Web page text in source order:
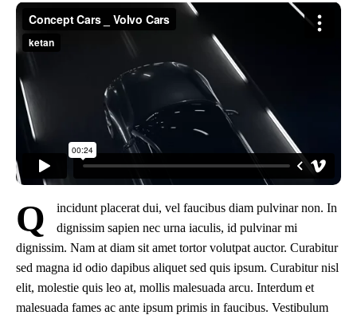
Q
incidunt placerat dui, vel faucibus diam pulvinar non. In
dignissim sapien nec urna iaculis, id pulvinar mi
dignissim. Nam at diam sit amet tortor volutpat auctor. Curabitur
sed magna id odio dapibus aliquet sed quis ipsum. Curabitur nisl
elit, molestie quis leo at, mollis malesuada arcu. Interdum et
malesuada fames ac ante ipsum primis in faucibus. Vestibulum